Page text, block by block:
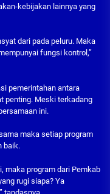
kebijakan lainnya yang
dari pada peluru. Maka
fungsi kontrol,”
pemerintahan antara
penting. Meski terkadang
ini.
maka setiap program
baik.
maka program dari Pemkab
rugi siapa? Ya